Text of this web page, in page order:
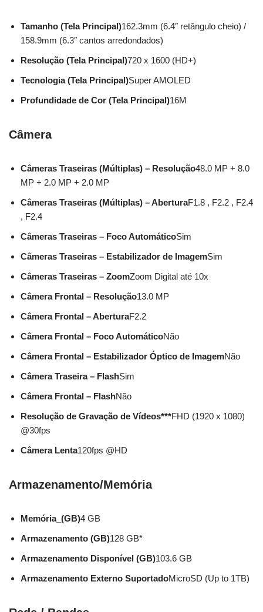
Tamanho (Tela Principal)162.3mm (6.4″ retângulo cheio) /
158.9mm (6.3″ cantos arredondados)
Resolução (Tela Principal)720 x 1600 (HD+)
Tecnologia (Tela Principal)Super AMOLED
Profundidade de Cor (Tela Principal)16M
Câmera
Câmeras Traseiras (Múltiplas) – Resolução48.0 MP + 8.0
MP + 2.0 MP + 2.0 MP
Câmeras Traseiras (Múltiplas) – AberturaF1.8 , F2.2 , F2.4
, F2.4
Câmeras Traseiras – Foco AutomáticoSim
Câmeras Traseiras – Estabilizador de ImagemSim
Câmeras Traseiras – ZoomZoom Digital até 10x
Câmera Frontal – Resolução13.0 MP
Câmera Frontal – AberturaF2.2
Câmera Frontal – Foco AutomáticoNão
Câmera Frontal – Estabilizador Óptico de ImagemNão
Câmera Traseira – FlashSim
Câmera Frontal – FlashNão
Resolução de Gravação de Vídeos***FHD (1920 x 1080)
@30fps
Câmera Lenta120fps @HD
Armazenamento/Memória
Memória_(GB)4 GB
Armazenamento (GB)128 GB*
Armazenamento Disponível (GB)103.6 GB
Armazenamento Externo SuportadoMicroSD (Up to 1TB)